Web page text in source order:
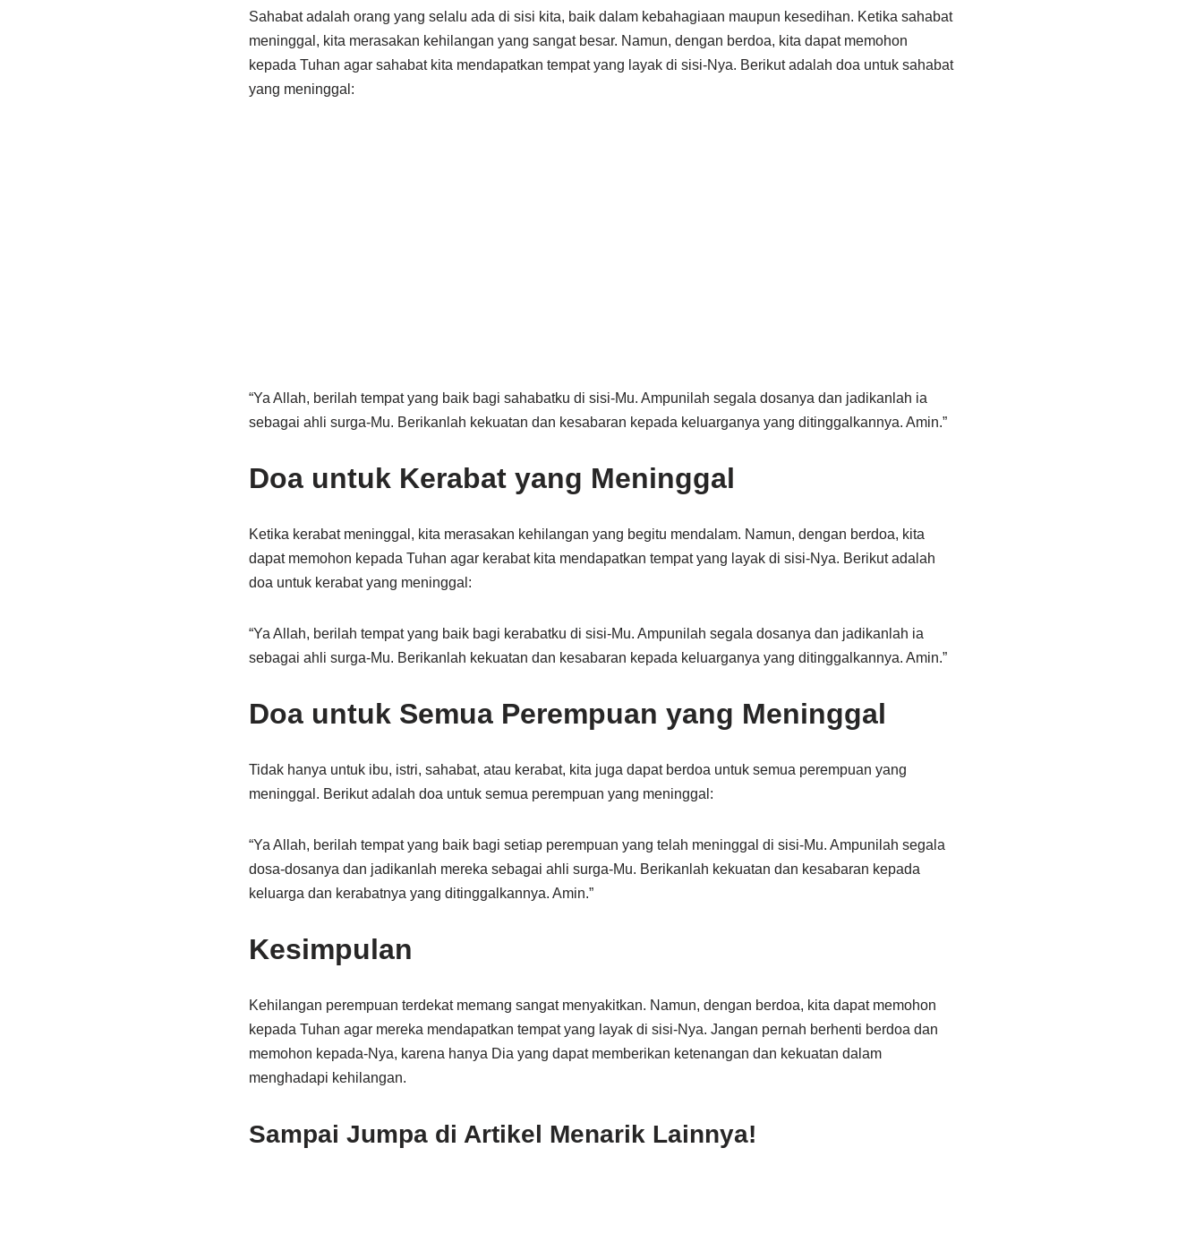
Sahabat adalah orang yang selalu ada di sisi kita, baik dalam kebahagiaan maupun kesedihan. Ketika sahabat
meninggal, kita merasakan kehilangan yang sangat besar. Namun, dengan berdoa, kita dapat memohon
kepada Tuhan agar sahabat kita mendapatkan tempat yang layak di sisi-Nya. Berikut adalah doa untuk sahabat
yang meninggal:
“Ya Allah, berilah tempat yang baik bagi sahabatku di sisi-Mu. Ampunilah segala dosanya dan jadikanlah ia
sebagai ahli surga-Mu. Berikanlah kekuatan dan kesabaran kepada keluarganya yang ditinggalkannya. Amin.”
Doa untuk Kerabat yang Meninggal
Ketika kerabat meninggal, kita merasakan kehilangan yang begitu mendalam. Namun, dengan berdoa, kita
dapat memohon kepada Tuhan agar kerabat kita mendapatkan tempat yang layak di sisi-Nya. Berikut adalah
doa untuk kerabat yang meninggal:
“Ya Allah, berilah tempat yang baik bagi kerabatku di sisi-Mu. Ampunilah segala dosanya dan jadikanlah ia
sebagai ahli surga-Mu. Berikanlah kekuatan dan kesabaran kepada keluarganya yang ditinggalkannya. Amin.”
Doa untuk Semua Perempuan yang Meninggal
Tidak hanya untuk ibu, istri, sahabat, atau kerabat, kita juga dapat berdoa untuk semua perempuan yang
meninggal. Berikut adalah doa untuk semua perempuan yang meninggal:
“Ya Allah, berilah tempat yang baik bagi setiap perempuan yang telah meninggal di sisi-Mu. Ampunilah segala
dosa-dosanya dan jadikanlah mereka sebagai ahli surga-Mu. Berikanlah kekuatan dan kesabaran kepada
keluarga dan kerabatnya yang ditinggalkannya. Amin.”
Kesimpulan
Kehilangan perempuan terdekat memang sangat menyakitkan. Namun, dengan berdoa, kita dapat memohon
kepada Tuhan agar mereka mendapatkan tempat yang layak di sisi-Nya. Jangan pernah berhenti berdoa dan
memohon kepada-Nya, karena hanya Dia yang dapat memberikan ketenangan dan kekuatan dalam
menghadapi kehilangan.
Sampai Jumpa di Artikel Menarik Lainnya!